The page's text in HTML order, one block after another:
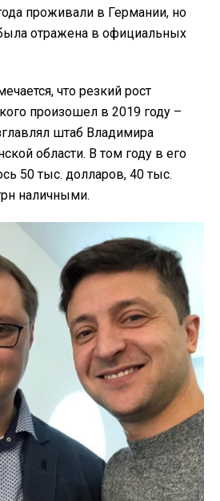
проживали в Германии, но
отражена в официальных
что резкий рост
произошел в 2019 году –
штаб Владимира
области. В том году в его
50 тыс. долларов, 40 тыс.
наличными.